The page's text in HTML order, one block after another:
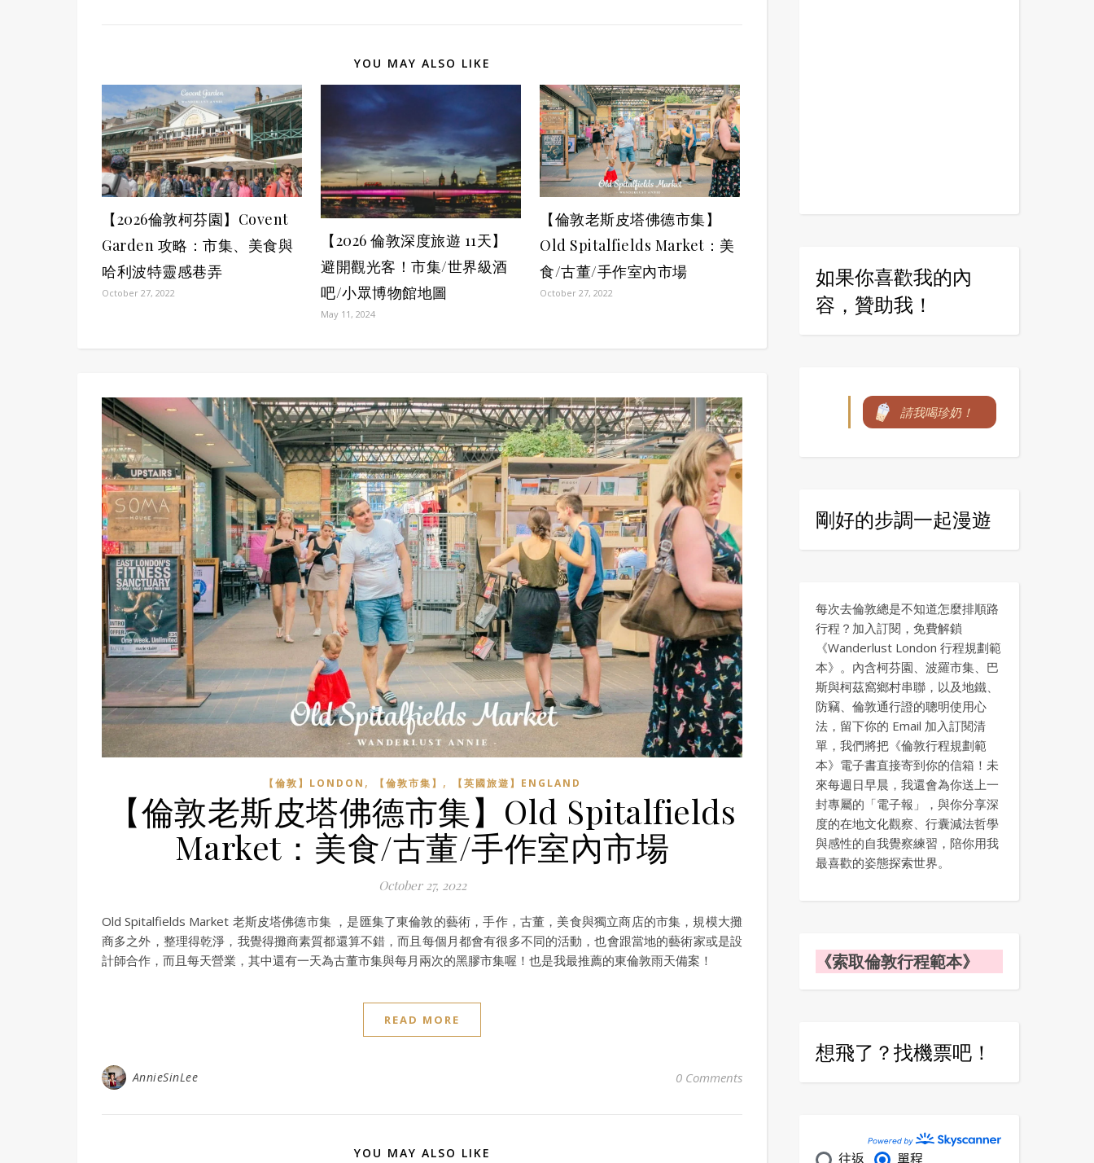
YOU MAY ALSO LIKE
【2026倫敦柯芬園】Covent
Garden 攻略：市集、美食與
哈利波特靈感巷弄
October 27, 2022
【2026 倫敦深度旅遊 11天】
避開觀光客！市集/世界級酒
吧/小眾博物館地圖
May 11, 2024
【倫敦老斯皮塔佛德市集】
Old Spitalfields Market：美
食/古董/手作室內市場
October 27, 2022
【倫敦】LONDON , 【倫敦市集】 , 【英國旅遊】ENGLAND
【倫敦老斯皮塔佛德市集】Old Spitalfields
Market：美食/古董/手作室內市場
October 27, 2022
Old Spitalfields Market 老斯皮塔佛德市集 ，是匯集了東倫敦的藝術，手作，古董，美食與獨立商店的市集，規模大攤
商多之外，整理得乾淨，我覺得攤商素質都還算不錯，而且每個月都會有很多不同的活動，也會跟當地的藝術家或是設
計師合作，而且每天營業，其中還有一天為古董市集與每月兩次的黑膠市集喔！也是我最推薦的東倫敦雨天備案！
READ MORE
AnnieSinLee 0 Comments
YOU MAY ALSO LIKE
如果你喜歡我的內
容，贊助我！
請我喝珍奶！
剛好的步調一起漫遊
每次去倫敦總是不知道怎麼排順路
行程？加入訂閱，免費解鎖
《Wanderlust London 行程規劃範
本》。內含柯芬園、波羅市集、巴
斯與柯茲窩鄉村串聯，以及地鐵、
防竊、倫敦通行證的聰明使用心
法，留下你的 Email 加入訂閱清
單，我們將把《倫敦行程規劃範
本》電子書直接寄到你的信箱！未
來每週日早晨，我還會為你送上一
封專屬的「電子報」，與你分享深
度的在地文化觀察、行囊減法哲學
與感性的自我覺察練習，陪你用我
最喜歡的姿態探索世界。
《索取倫敦行程範本》
想飛了？找機票吧！